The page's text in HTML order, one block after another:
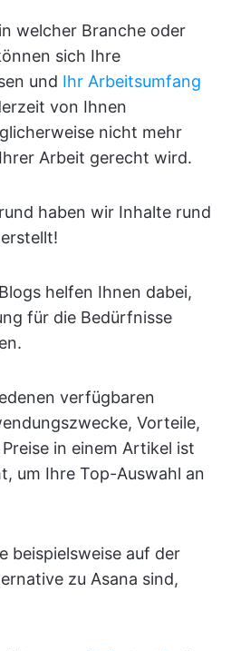
welcher Branche oder
sich Ihre
und Ihr Arbeitsumfang
von Ihnen
nicht mehr
Arbeit gerecht wird.
haben wir Inhalte rund
helfen Ihnen dabei,
für die Bedürfnisse
verfügbaren
Vorteile,
in einem Artikel ist
um Ihre Top-Auswahl an
beispielsweise auf der
zu Asana sind,